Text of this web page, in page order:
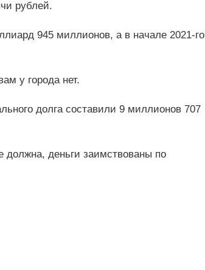
рублей.
945 миллионов, а в начале 2021-го
у города нет.
долга составили 9 миллионов 707
должна, деньги заимствованы по